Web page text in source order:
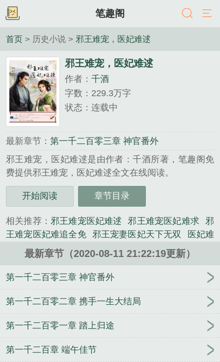
笔趣阁
首页 > 历史小说 > 邪王难宠，医妃难逑
邪王难宠，医妃难逑
作者： 千酒
字数：229.3万字
状态：连载中
最新章节： 第一千二百零三章 神官番外
邪王难宠，医妃难逑是由作者：千酒所著，笔趣阁免
费提供邪王难宠，医妃难逑全文在线阅读。
三秒记住本站：笔趣阁 网址：www.5du5.co...
《邪王难宠，医妃难逑》是千酒精心创作的历史小说
开始阅读 章节目录
相关推荐： 邪王难宠医妃难逑 邪王难宠医妃难求
邪
王难宠医妃难追全免
邪王宠妻医妃天下无双
医妃难
逑TXT 邪王溺宠医妃 全文阅读 邪王难宠医妃难逑全
文免费阅读
邪王宠妃太难追
邪王心宠医
毒妃完整版
邪王难宠医妃难撩免费阅读txt
医妃难逑
难养妃
邪王难宠医妃难撩漫画 邪王难宠医妃难逑的
节
邪王难宠医妃难逑 千酒
邪王
霸道宠 医妃难逑 邪王难宠医妃难逑免费收听
邪王
最新章节（2020-08-11 21:22:19更新）
第一千二百零三章 神官番外
第一千二百零二章 携手一生大结局
第一千二百零一章 踏上归途
第一千二百章 端午佳节